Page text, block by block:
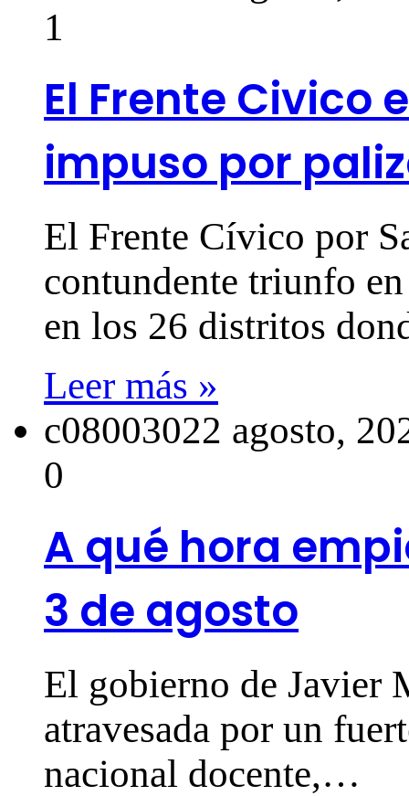
1
El Frente Civico
impuso por
El Frente Cívico por
contundente triunfo
en los 26 distritos
Leer más »
c08003022 agosto,
0
A qué hora
3 de agosto
El gobierno de Javier
atravesada por un
nacional docente,…